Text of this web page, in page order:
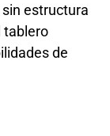
estructura
tablero
de